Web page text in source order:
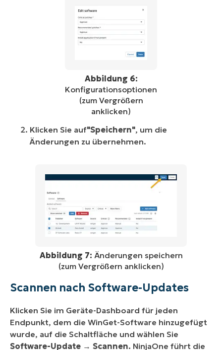
Abbildung 6:
Konfigurationsoptionen
(zum Vergrößern
anklicken)
Klicken Sie auf"Speichern", um die
Änderungen zu übernehmen.
Abbildung 7: Änderungen speichern
(zum Vergrößern anklicken)
Scannen nach Software-Updates
Klicken Sie im Geräte-Dashboard für jeden
Endpunkt, dem die WinGet-Software hinzugefügt
wurde, auf die Schaltfläche und wählen Sie
Software-Update → Scannen. NinjaOne führt die